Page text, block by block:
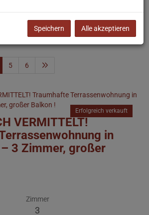
Filter zurücksetzen Suchen
5 6
Erfolgreich verkauft
VERMITTELT!
in
3 Zimmer, großer
Zimmer
3
Speichern Alle akzeptieren